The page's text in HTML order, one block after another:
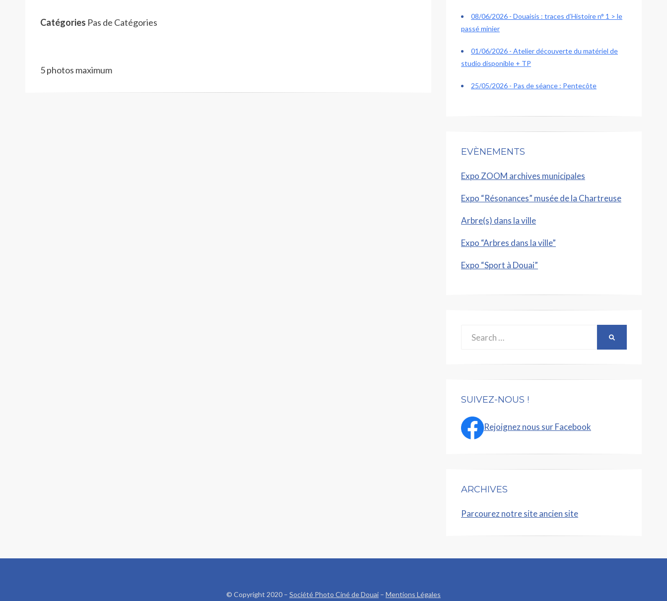
Catégories Pas de Catégories
5 photos maximum
08/06/2026 - Douaisis : traces d’Histoire n° 1 > le
passé minier
01/06/2026 - Atelier découverte du matériel de
studio disponible + TP
25/05/2026 - Pas de séance : Pentecôte
EVÈNEMENTS
Expo ZOOM archives municipales
Expo “Résonances” musée de la Chartreuse
Arbre(s) dans la ville
Expo “Arbres dans la ville”
Expo “Sport à Douai”
SUIVEZ-NOUS !
Rejoignez nous sur Facebook
ARCHIVES
Parcourez notre site ancien site
© Copyright 2020 – Société Photo Ciné de Douai – Mentions Légales